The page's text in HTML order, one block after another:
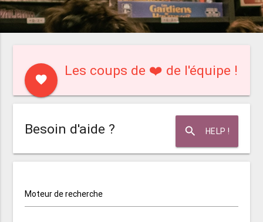
favorite
Les coups de ❤️ de l'équipe !
search HELP !
Besoin d'aide ?
Moteur de recherche